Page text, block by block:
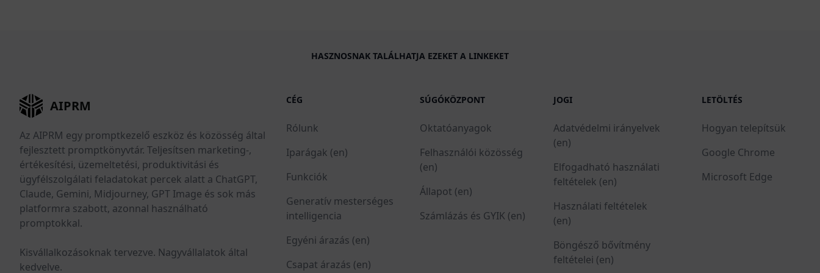
HASZNOSNAK TALÁLHATJA EZEKET A LINKEKET
AIPRM
Az AIPRM egy promptkezelő eszköz és közösség által
fejlesztett promptkönyvtár. Teljesítsen marketing-,
értékesítési, üzemeltetési, produktivitási és
ügyfélszolgálati feladatokat percek alatt a ChatGPT,
Claude, Gemini, Midjourney, GPT Image és sok más
platformra szabott, azonnal használható
promptokkal.
Kisvállalkozásoknak tervezve. Nagyvállalatok által
kedvelve.
CÉG
Rólunk
Iparágak (en)
Funkciók
Generatív mesterséges
intelligencia
Egyéni árazás (en)
Csapat árazás (en)
SÚGÓKÖZPONT
Oktatóanyagok
Felhasználói közösség
(en)
Állapot (en)
Számlázás és GYIK (en)
JOGI
Adatvédelmi irányelvek
(en)
Elfogadható használati
feltételek (en)
Használati feltételek
(en)
Böngésző bővítmény
feltételei (en)
LETÖLTÉS
Hogyan telepítsük
Google Chrome
Microsoft Edge